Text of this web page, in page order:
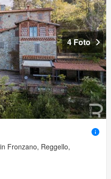
4 Foto
Fronzano, Reggello,